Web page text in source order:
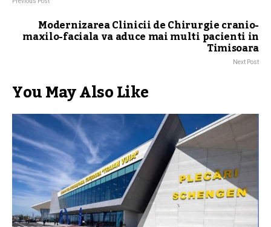
Modernizarea Clinicii de Chirurgie cranio-
maxilo-faciala va aduce mai multi pacienti in
Timisoara
Next Post
You May Also Like